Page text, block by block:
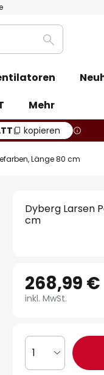
Suche
Mehr
kopieren
Länge 80 cm
Dyberg Larsen
cm
268,99 €
inkl. MwSt.
1